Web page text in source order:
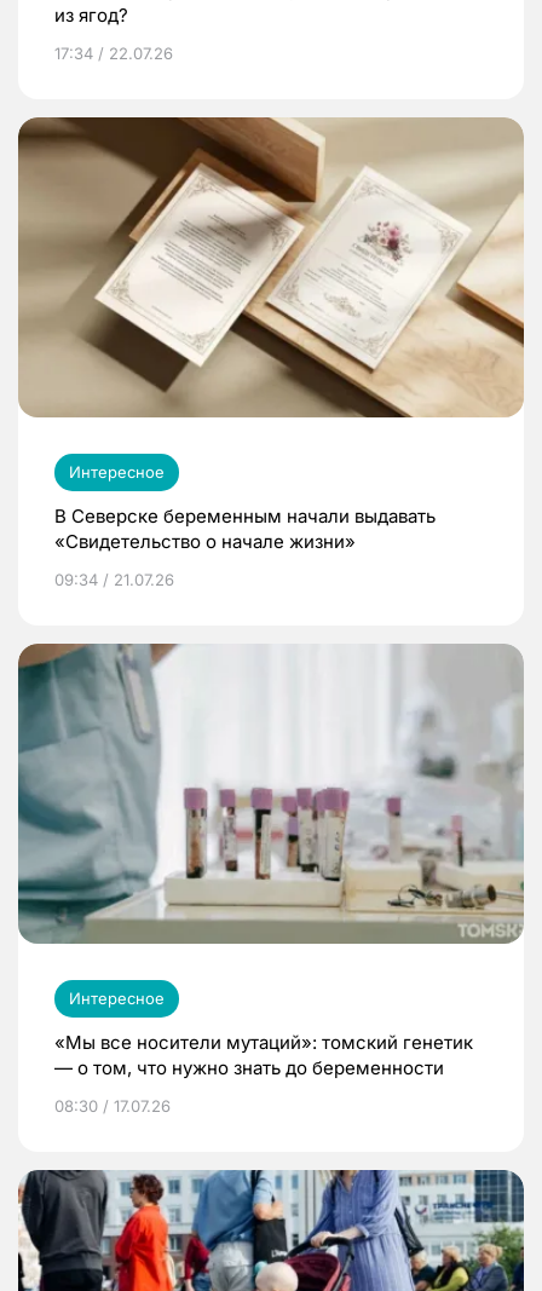
из ягод?
17:34 / 22.07.26
Интересное
В Северске беременным начали выдавать
«Свидетельство о начале жизни»
09:34 / 21.07.26
Интересное
«Мы все носители мутаций»: томский генетик
— о том, что нужно знать до беременности
08:30 / 17.07.26